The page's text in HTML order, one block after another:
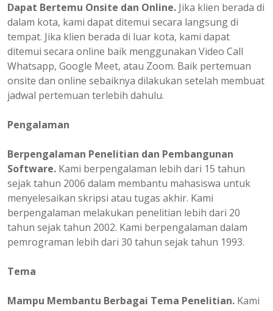
Dapat Bertemu Onsite dan Online. Jika klien berada di
dalam kota, kami dapat ditemui secara langsung di
tempat. Jika klien berada di luar kota, kami dapat
ditemui secara online baik menggunakan Video Call
Whatsapp, Google Meet, atau Zoom. Baik pertemuan
onsite dan online sebaiknya dilakukan setelah membuat
jadwal pertemuan terlebih dahulu.
Pengalaman
Berpengalaman Penelitian dan Pembangunan
Software. Kami berpengalaman lebih dari 15 tahun
sejak tahun 2006 dalam membantu mahasiswa untuk
menyelesaikan skripsi atau tugas akhir. Kami
berpengalaman melakukan penelitian lebih dari 20
tahun sejak tahun 2002. Kami berpengalaman dalam
pemrograman lebih dari 30 tahun sejak tahun 1993.
Tema
Mampu Membantu Berbagai Tema Penelitian. Kami